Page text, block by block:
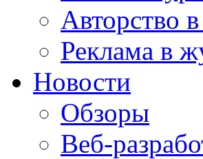
Авторство
Реклама в
Новости
Обзоры
Веб-